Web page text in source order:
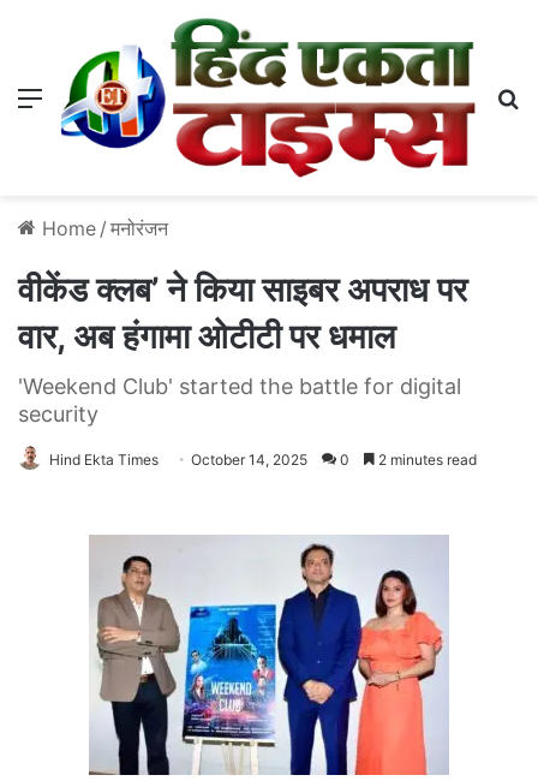
Menu
Home / मनोरंजन
वीकेंड क्लब’ ने किया साइबर अपराध पर
वार, अब हंगामा ओटीटी पर धमाल
'Weekend Club' started the battle for digital
security
Hind Ekta Times October 14, 2025 0 2 minutes read